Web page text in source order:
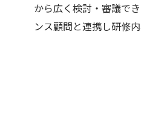
から広く検討・審議で
ンス顧問と連携し研修